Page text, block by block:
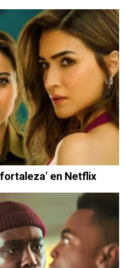
en Netflix